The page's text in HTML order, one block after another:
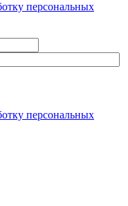
персональных
персональных